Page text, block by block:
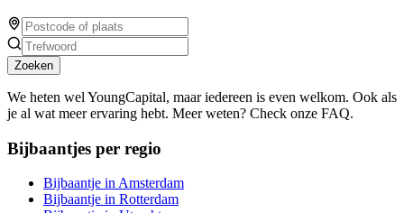
Zoeken
We heten wel YoungCapital, maar iedereen is even welkom. Ook als
je al wat meer ervaring hebt. Meer weten? Check onze FAQ.
Bijbaantjes per regio
Bijbaantje in Amsterdam
Bijbaantje in Rotterdam